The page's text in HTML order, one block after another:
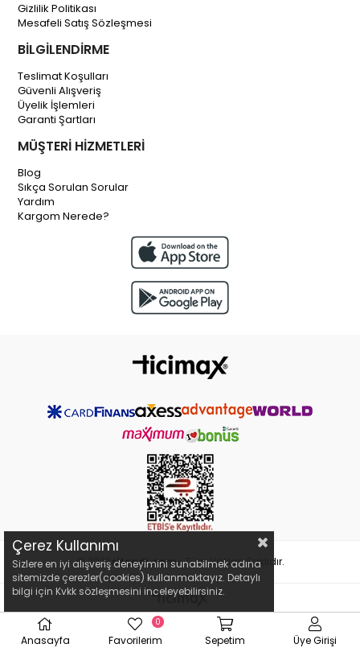
Gizlilik Politikası
Mesafeli Satış Sözleşmesi
BİLGİLENDİRME
Teslimat Koşulları
Güvenli Alışveriş
Üyelik İşlemleri
Garanti Şartları
MÜŞTERİ HİZMETLERİ
Blog
Sıkça Sorulan Sorular
Yardım
Kargom Nerede?
© 2023siteadi.com- Tüm Hakları Saklıdır.
Çerez Kullanımı
Sizlere en iyi alışveriş deneyimini sunabilmek adına
sitemizde çerezler(cookies) kullanmaktayız. Detaylı
bilgi için Kvkk sözleşmesini inceleyebilirsiniz.
Anasayfa Favorilerim
0
Sepetim Üye Girişi